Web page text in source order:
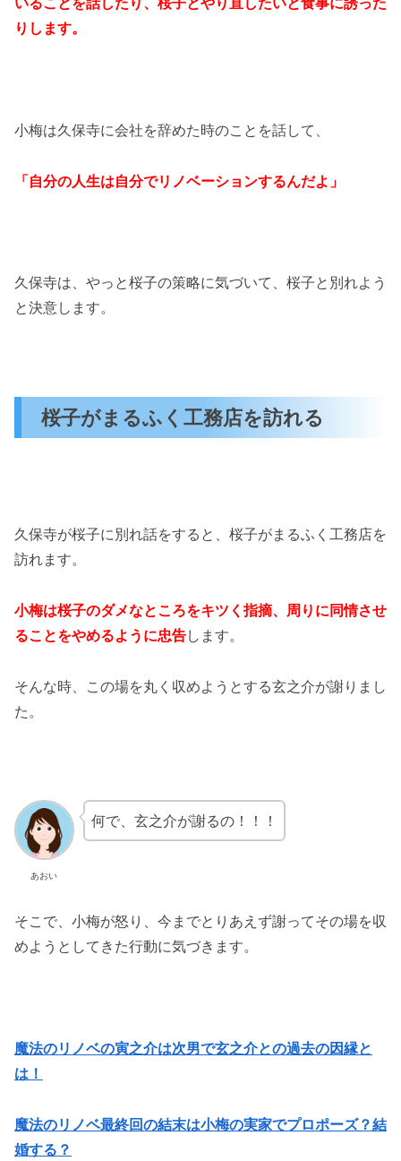
りします。
小梅は久保寺に会社を辞めた時のことを話して、
「自分の人生は自分でリノベーションするんだよ」
久保寺は、やっと桜子の策略に気づいて、桜子と別れよう
と決意します。
桜子がまるふく工務店を訪れる
久保寺が桜子に別れ話をすると、桜子がまるふく工務店を
訪れます。
小梅は桜子のダメなところをキツく指摘、周りに同情させ
ることをやめるように忠告します。
そんな時、この場を丸く収めようとする玄之介が謝りまし
た。
あおい
何で、玄之介が謝るの！！！
そこで、小梅が怒り、今までとりあえず謝ってその場を収
めようとしてきた行動に気づきます。
魔法のリノベの寅之介は次男で玄之介との過去の因縁と
は！
魔法のリノベ最終回の結末は小梅の実家でプロポーズ？結
婚する？